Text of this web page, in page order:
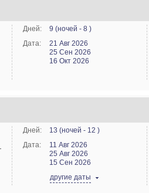
Дней:
9 (ночей - 8 )
Дата:
21 Авг 2026
25 Сен 2026
16 Окт 2026
Дней:
13 (ночей - 12 )
Дата:
11 Авг 2026
25 Авг 2026
15 Сен 2026
другие даты